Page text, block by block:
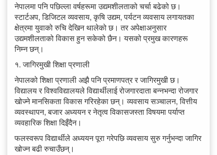
नेपालमा पनि पछिल्ला वर्षहरूमा उद्यमशीलताको चर्चा बढेको छ।
स्टार्टअप, डिजिटल व्यवसाय, कृषि उद्यम, पर्यटन व्यवसाय लगायतका
क्षेत्रमा युवाको रुचि देखिन थालेको छ। तर अपेक्षाअनुसार
उद्यमशीलताको विकास हुन सकेको छैन। यसको प्रमुख कारणहरू
निम्न छन्।
१. जागिरमुखी शिक्षा प्रणाली
नेपालको शिक्षा प्रणाली अझै पनि प्रमाणपत्र र जागिरमुखी छ।
विद्यालय र विश्वविद्यालयले विद्यार्थीलाई रोजगारदाता बन्नभन्दा रोजगार
खोज्ने मानसिकता विकास गरिरहेका छन्। व्यवसाय सञ्चालन, वित्तीय
व्यवस्थापन, बजार अध्ययन र नेतृत्व विकासजस्ता विषयमा पर्याप्त
व्यवहारिक शिक्षा दिइँदैन।
फलस्वरूप विद्यार्थीले अध्ययन पूरा गरेपछि व्यवसाय सुरु गर्नुभन्दा जागिर
खोज्न बढी रुचाउँछन्।